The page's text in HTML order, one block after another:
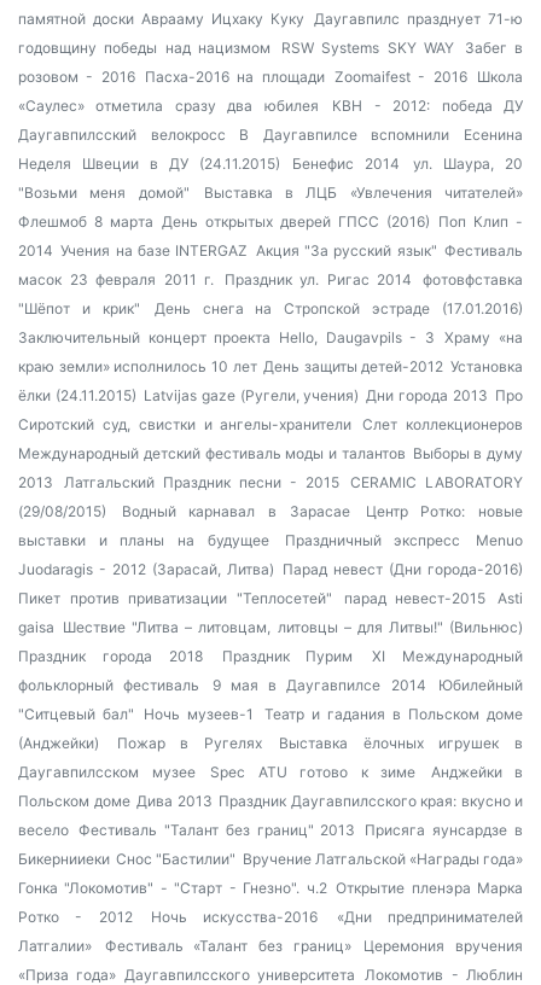
памятной доски Аврааму Ицхаку Куку Даугавпилс празднует 71-ю
годовщину победы над нацизмом
RSW Systems SKY WAY
Забег в
розовом - 2016
Пасха-2016 на площади Zoomaifest - 2016
Школа
«Саулес» отметила сразу два юбилея
КВН - 2012: победа ДУ
Даугавпилсский велокросс В Даугавпилсе вспомнили Есенина
Неделя Швеции в ДУ (24.11.2015)
Бенефис 2014
ул. Шаура, 20
"Возьми меня домой"
Выставка в ЛЦБ «Увлечения читателей»
Флешмоб 8 марта День открытых дверей ГПСС (2016) Поп Клип -
2014 Учения на базе INTERGAZ Акция "За русский язык" Фестиваль
масок 23 февраля 2011 г.
Праздник ул. Ригас 2014
фотовфставка
"Шёпот и крик"
День снега на Стропской эстраде (17.01.2016)
Заключительный концерт проекта Hello, Daugavpils - 3
Храму «на
краю земли» исполнилось 10 лет День защиты детей-2012 Установка
ёлки (24.11.2015) Latvijas gaze (Ругели, учения) Дни города 2013 Про
Сиротский суд, свистки и ангелы-хранители
Слет коллекционеров
Международный детский фестиваль моды и талантов Выборы в думу
2013
Латгальский Праздник песни - 2015 CERAMIC LABORATORY
(29/08/2015)
Водный карнавал в Зарасае
Центр Ротко: новые
выставки и планы на будущее
Праздничный экспресс
Menuo
Juodaragis - 2012 (Зарасай, Литва) Парад невест (Дни города-2016)
Пикет против приватизации "Теплосетей"
парад невест-2015
Asti
gaisa Шествие "Литва – литовцам, литовцы – для Литвы!" (Вильнюс)
Праздник города 2018
Праздник Пурим
XI Международный
фольклорный фестиваль
9 мая в Даугавпилсе 2014
Юбилейный
"Ситцевый бал"
Ночь музеев-1
Театр и гадания в Польском доме
(Анджейки)
Пожар в Ругелях
Выставка ёлочных игрушек в
Даугавпилсском музее
Spec ATU готово к зиме
Анджейки в
Польском доме Дива 2013 Праздник Даугавпилсского края: вкусно и
весело Фестиваль "Талант без границ" 2013
Присяга яунсардзе в
Бикернииеки Снос "Бастилии" Вручение Латгальской «Награды года»
Гонка "Локомотив" - "Старт - Гнезно". ч.2 Открытие пленэра Марка
Ротко - 2012
Ночь искусства-2016
«Дни предпринимателей
Латгалии»
Фестиваль «Талант без границ»
Церемония вручения
«Приза года» Даугавпилсского университета
Локомотив - Люблин